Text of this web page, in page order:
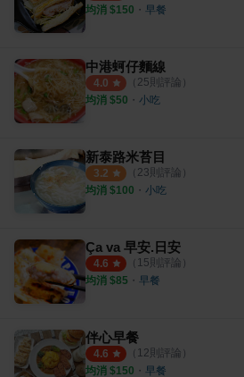
均消 $150 ・ 早餐
中港蚵仔麵線
4.0 （ 25則評論）
均消 $50 ・ 小吃
新泰路米苔目
3.2 （ 23則評論）
均消 $100 ・ 小吃
Ça va 早安.日安
4.6 （ 15則評論）
均消 $85 ・ 早餐
伴心早餐
4.6 （ 12則評論）
均消 $150 ・ 早餐